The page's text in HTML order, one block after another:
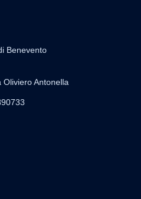
Benevento
Antonella